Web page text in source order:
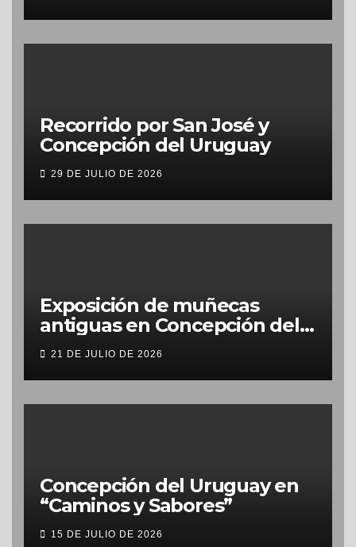
Recorrido por San José y
Concepción del Uruguay
29 DE JULIO DE 2026
Exposición de muñecas
antiguas en Concepción del
Uruguay
21 DE JULIO DE 2026
Concepción del Uruguay en
“Caminos y Sabores”
15 DE JULIO DE 2026